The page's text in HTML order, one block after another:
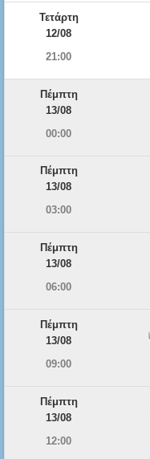
Τετάρτη
12/08
21:00
Πέμπτη
13/08
00:00
Πέμπτη
13/08
03:00
Πέμπτη
13/08
06:00
Πέμπτη
13/08
09:00
Πέμπτη
13/08
12:00